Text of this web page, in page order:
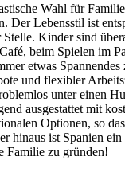
Wahl für
Der Lebensstil ist
Stelle. Kinder sind
beim Spielen im
etwas
und flexibler
unter einen
ausgestattet mit
Optionen, so
hinaus ist Spanien
Familie zu gründen!